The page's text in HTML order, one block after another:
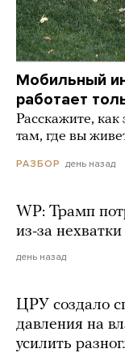
Мобильный
работает
Расскажите,
там, где вы
РАЗБОР день назад
WP: Трамп
из-за
день назад
ЦРУ создало
давления на
усилить